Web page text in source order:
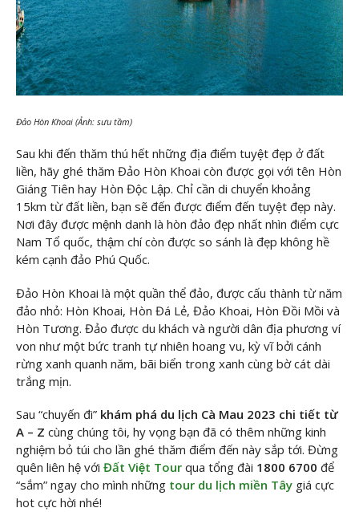
Đảo Hòn Khoai (Ảnh: sưu tầm)
Sau khi đến thăm thú hết những địa điểm tuyệt đẹp ở đất
liền, hãy ghé thăm Đảo Hòn Khoai còn được gọi với tên Hòn
Giáng Tiên hay Hòn Độc Lập. Chỉ cần di chuyển khoảng
15km từ đất liền, bạn sẽ đến được điểm đến tuyệt đẹp này.
Nơi đây được mệnh danh là hòn đảo đẹp nhất nhìn điểm cực
Nam Tổ quốc, thậm chí còn được so sánh là đẹp không hề
kém cạnh đảo Phú Quốc.
Đảo Hòn Khoai là một quần thể đảo, được cấu thành từ năm
đảo nhỏ: Hòn Khoai, Hòn Đá Lẻ, Đảo Khoai, Hòn Đồi Mồi và
Hòn Tương. Đảo được du khách và người dân địa phương ví
von như một bức tranh tự nhiên hoang vu, kỳ vĩ bởi cánh
rừng xanh quanh năm, bãi biển trong xanh cùng bờ cát dài
trắng mịn.
Sau “chuyến đi” khám phá du lịch Cà Mau 2023 chi tiết từ
A – Z cùng chúng tôi, hy vọng bạn đã có thêm những kinh
nghiệm bỏ túi cho lần ghé thăm điểm đến này sắp tới. Đừng
quên liên hệ với Đất Việt Tour qua tổng đài 1800 6700 để
“sắm” ngay cho mình những tour du lịch miền Tây giá cực
hot cực hời nhé!